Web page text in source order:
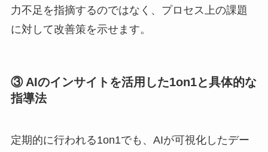
力不足を指摘するのではなく、プロセス上の課題
に対して改善策を示せます。
③ AIのインサイトを活用した1on1と具体的な
指導法
定期的に行われる1on1でも、AIが可視化したデー